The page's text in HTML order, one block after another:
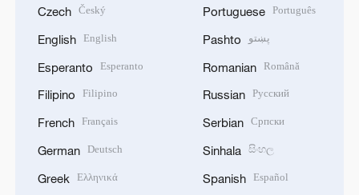
Czech Český
English English
Esperanto Esperanto
Filipino Filipino
French Français
German Deutsch
Greek Ελληνικά
Portuguese Português
Pashto پښتو
Romanian Română
Russian Русский
Serbian Српски
Sinhala සිංහල
Spanish Español